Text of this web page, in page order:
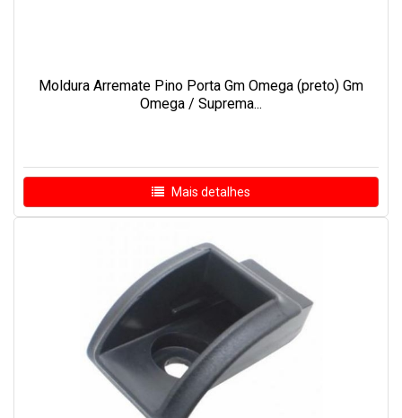
Moldura Arremate Pino Porta Gm Omega (preto) Gm
Omega / Suprema...
Mais detalhes